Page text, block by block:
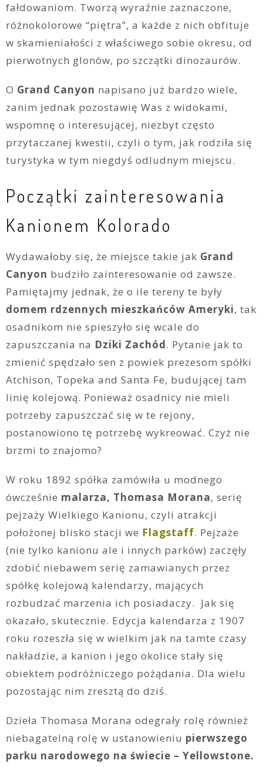
fałdowaniom. Tworzą wyraźnie zaznaczone,
różnokolorowe “piętra”, a każde z nich obfituje
w skamieniałości z właściwego sobie okresu, od
pierwotnych glonów, po szczątki dinozaurów.
O Grand Canyon napisano już bardzo wiele,
zanim jednak pozostawię Was z widokami,
wspomnę o interesującej, niezbyt często
przytaczanej kwestii, czyli o tym, jak rodziła się
turystyka w tym niegdyś odludnym miejscu.
Początki zainteresowania
Kanionem Kolorado
Wydawałoby się, że miejsce takie jak Grand
Canyon budziło zainteresowanie od zawsze.
Pamiętajmy jednak, że o ile tereny te były
domem rdzennych mieszkańców Ameryki, tak
osadnikom nie spieszyło się wcale do
zapuszczania na Dziki Zachód. Pytanie jak to
zmienić spędzało sen z powiek prezesom spółki
Atchison, Topeka and Santa Fe, budującej tam
linię kolejową. Ponieważ osadnicy nie mieli
potrzeby zapuszczać się w te rejony,
postanowiono tę potrzebę wykreować. Czyż nie
brzmi to znajomo?
W roku 1892 spółka zamówiła u modnego
ówcześnie malarza, Thomasa Morana, serię
pejzaży Wielkiego Kanionu, czyli atrakcji
położonej blisko stacji we Flagstaff. Pejzaże
(nie tylko kanionu ale i innych parków) zaczęły
zdobić niebawem serię zamawianych przez
spółkę kolejową kalendarzy, mających
rozbudzać marzenia ich posiadaczy. Jak się
okazało, skutecznie. Edycja kalendarza z 1907
roku rozeszła się w wielkim jak na tamte czasy
nakładzie, a kanion i jego okolice stały się
obiektem podróżniczego pożądania. Dla wielu
pozostając nim zresztą do dziś.
Dzieła Thomasa Morana odegrały rolę również
niebagatelną rolę w ustanowieniu pierwszego
parku narodowego na świecie – Yellowstone.